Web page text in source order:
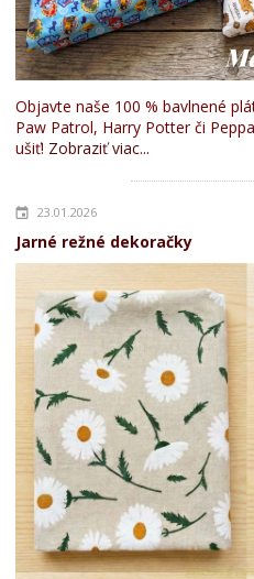
Objavte naše 100 % bavlnené
Paw Patrol, Harry Potter či
ušiť! Zobraziť viac...
23.01.2026
Jarné režné dekoračky